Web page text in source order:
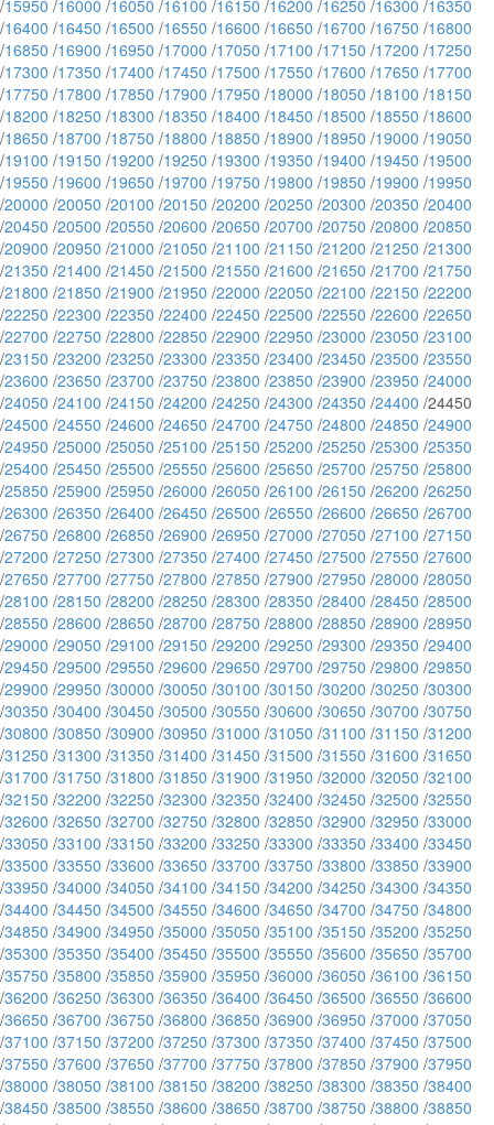
/15950 /16000 /16050 /16100 /16150 /16200 /16250 /16300 /16350
/16400 /16450 /16500 /16550 /16600 /16650 /16700 /16750 /16800
/16850 /16900 /16950 /17000 /17050 /17100 /17150 /17200 /17250
/17300 /17350 /17400 /17450 /17500 /17550 /17600 /17650 /17700
/17750 /17800 /17850 /17900 /17950 /18000 /18050 /18100 /18150
/18200 /18250 /18300 /18350 /18400 /18450 /18500 /18550 /18600
/18650 /18700 /18750 /18800 /18850 /18900 /18950 /19000 /19050
/19100 /19150 /19200 /19250 /19300 /19350 /19400 /19450 /19500
/19550 /19600 /19650 /19700 /19750 /19800 /19850 /19900 /19950
/20000 /20050 /20100 /20150 /20200 /20250 /20300 /20350 /20400
/20450 /20500 /20550 /20600 /20650 /20700 /20750 /20800 /20850
/20900 /20950 /21000 /21050 /21100 /21150 /21200 /21250 /21300
/21350 /21400 /21450 /21500 /21550 /21600 /21650 /21700 /21750
/21800 /21850 /21900 /21950 /22000 /22050 /22100 /22150 /22200
/22250 /22300 /22350 /22400 /22450 /22500 /22550 /22600 /22650
/22700 /22750 /22800 /22850 /22900 /22950 /23000 /23050 /23100
/23150 /23200 /23250 /23300 /23350 /23400 /23450 /23500 /23550
/23600 /23650 /23700 /23750 /23800 /23850 /23900 /23950 /24000
/24050 /24100 /24150 /24200 /24250 /24300 /24350 /24400 /24450
/24500 /24550 /24600 /24650 /24700 /24750 /24800 /24850 /24900
/24950 /25000 /25050 /25100 /25150 /25200 /25250 /25300 /25350
/25400 /25450 /25500 /25550 /25600 /25650 /25700 /25750 /25800
/25850 /25900 /25950 /26000 /26050 /26100 /26150 /26200 /26250
/26300 /26350 /26400 /26450 /26500 /26550 /26600 /26650 /26700
/26750 /26800 /26850 /26900 /26950 /27000 /27050 /27100 /27150
/27200 /27250 /27300 /27350 /27400 /27450 /27500 /27550 /27600
/27650 /27700 /27750 /27800 /27850 /27900 /27950 /28000 /28050
/28100 /28150 /28200 /28250 /28300 /28350 /28400 /28450 /28500
/28550 /28600 /28650 /28700 /28750 /28800 /28850 /28900 /28950
/29000 /29050 /29100 /29150 /29200 /29250 /29300 /29350 /29400
/29450 /29500 /29550 /29600 /29650 /29700 /29750 /29800 /29850
/29900 /29950 /30000 /30050 /30100 /30150 /30200 /30250 /30300
/30350 /30400 /30450 /30500 /30550 /30600 /30650 /30700 /30750
/30800 /30850 /30900 /30950 /31000 /31050 /31100 /31150 /31200
/31250 /31300 /31350 /31400 /31450 /31500 /31550 /31600 /31650
/31700 /31750 /31800 /31850 /31900 /31950 /32000 /32050 /32100
/32150 /32200 /32250 /32300 /32350 /32400 /32450 /32500 /32550
/32600 /32650 /32700 /32750 /32800 /32850 /32900 /32950 /33000
/33050 /33100 /33150 /33200 /33250 /33300 /33350 /33400 /33450
/33500 /33550 /33600 /33650 /33700 /33750 /33800 /33850 /33900
/33950 /34000 /34050 /34100 /34150 /34200 /34250 /34300 /34350
/34400 /34450 /34500 /34550 /34600 /34650 /34700 /34750 /34800
/34850 /34900 /34950 /35000 /35050 /35100 /35150 /35200 /35250
/35300 /35350 /35400 /35450 /35500 /35550 /35600 /35650 /35700
/35750 /35800 /35850 /35900 /35950 /36000 /36050 /36100 /36150
/36200 /36250 /36300 /36350 /36400 /36450 /36500 /36550 /36600
/36650 /36700 /36750 /36800 /36850 /36900 /36950 /37000 /37050
/37100 /37150 /37200 /37250 /37300 /37350 /37400 /37450 /37500
/37550 /37600 /37650 /37700 /37750 /37800 /37850 /37900 /37950
/38000 /38050 /38100 /38150 /38200 /38250 /38300 /38350 /38400
/38450 /38500 /38550 /38600 /38650 /38700 /38750 /38800 /38850